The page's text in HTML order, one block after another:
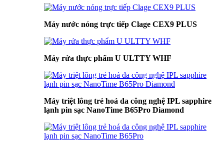
Máy nước nóng trực tiếp Clage CEX9 PLUS
Máy rửa thực phẩm U ULTTY WHF
Máy triệt lông trẻ hoá da công nghệ IPL sapphire
lạnh pin sạc NanoTime B65Pro Diamond